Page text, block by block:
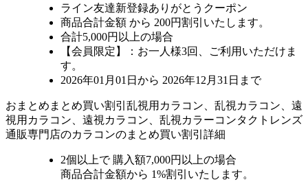
ライン友達新登録ありがとうクーポン
商品合計金額 から 200円割引 いたします。
合計5,000円以上の場合
【会員限定】：お一人様3回
、ご利用いただけま
す。
2026年01月01日から 2026年12月31日まで
おまとめ まとめ買い割引 乱視用カラコン、乱視カラコン、遠
視用カラコン、遠視カラコン、乱視カラーコンタクトレンズ
通販専門店のカラコンのまとめ買い割引詳細
2個 以上で 購入額7,000円以上の場合
商品合計金額から 1%割引いたします。